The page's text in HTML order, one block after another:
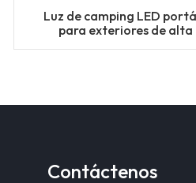
Luz de camping LED
para exteriores de alta
Contáctenos